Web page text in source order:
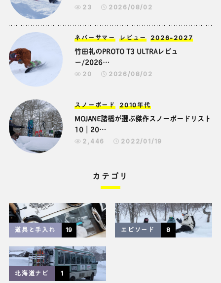
23 2026/08/02
ネバーサマー レビュー 2026-2027
竹田礼のPROTO T3 ULTRAレビュ
ー/2026…
20 2026/08/02
スノーボード 2010年代
MOJANE諸橋が選ぶ傑作スノーボードリスト
10｜20…
2,446 2022/01/19
ステッカーチューン
チューンの世界
9,564 2022/08/19
ルイス・ハミルトンが冬の北海道でサーフ!?
4,035
ステッカーチューン
チューンの世界
9,564 2022/08/19
室内保管用のスノーボードケースを作ろう!
ぶきっちょでも…
5,094
カテゴリ
道具と手入れ 19 エピソード 8
北海道ナビ 1